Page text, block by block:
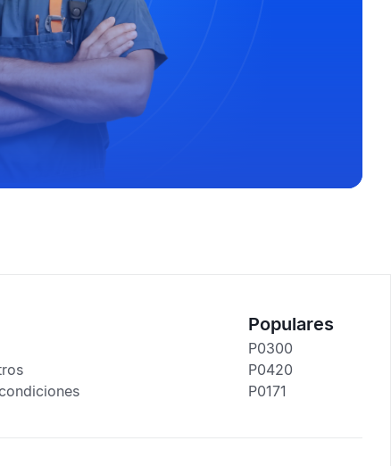
Populares
P0300
P0420
P0171